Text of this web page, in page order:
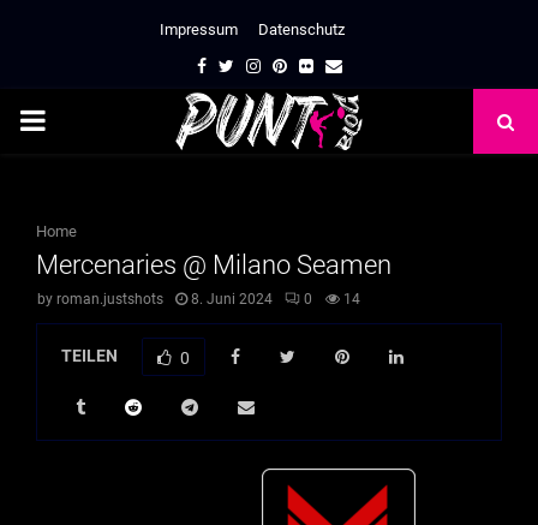
Impressum Datenschutz
Facebook
TwitterInstagram
Pinterest
FlickrEmail
PRIMARY
Home
Mercenaries @ Milano Seamen
by roman.justshots 8. Juni 2024 0 14
TEILEN 0